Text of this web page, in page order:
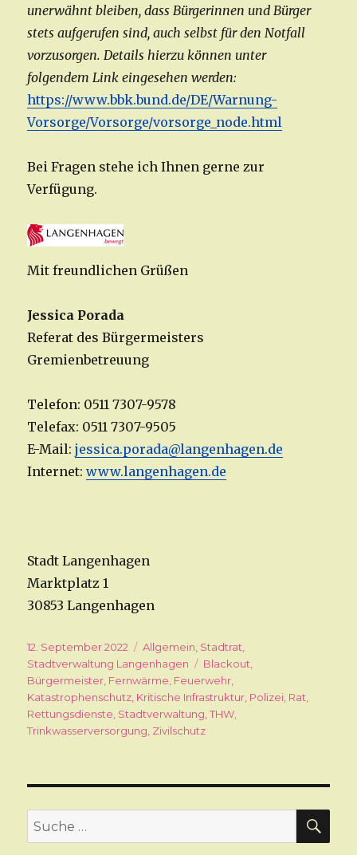
unerwähnt bleiben, dass Bürgerinnen und Bürger
stets aufgerufen sind, auch selbst für den Notfall
vorzusorgen. Details hierzu können unter
folgendem Link eingesehen werden:
https://www.bbk.bund.de/DE/Warnung-
Vorsorge/Vorsorge/vorsorge_node.html
Bei Fragen stehe ich Ihnen gerne zur
Verfügung.
Mit freundlichen Grüßen
Jessica Porada
Referat des Bürgermeisters
Gremienbetreuung
Telefon: 0511 7307-9578
Telefax: 0511 7307-9505
E-Mail:jessica.porada@langenhagen.de
Internet:www.langenhagen.de
Stadt Langenhagen
Marktplatz 1
30853 Langenhagen
Veröffentlicht
am
12. September 2022 Kategorien
Allgemein Stadtrat
Stadtverwaltung Langenhagen
Schlagwörter
Blackout
Bürgermeister Fernwärme Feuerwehr
Katastrophenschutz Kritische Infrastruktur Polizei Rat
Rettungsdienste Stadtverwaltung ,THW
Trinkwasserversorgung Zivilschutz
Suche
nach: